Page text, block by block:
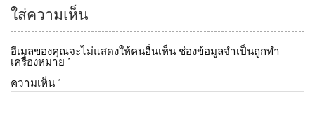
k
ใส่ความเห็น
อีเมลของคุณจะไม่แสดงให้คนอื่นเห็น ช่องข้อมูลจำเป็นถูกทำ
เครื่องหมาย *
ความเห็น *